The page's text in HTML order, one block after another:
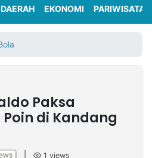
DAERAH EKONOMI PARIWISATA
Paksa
di Kandang
1 views